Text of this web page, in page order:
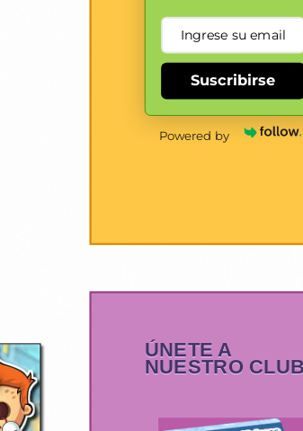
Suscribirse
Powered by
ÚNETE A
NUESTRO CLUB